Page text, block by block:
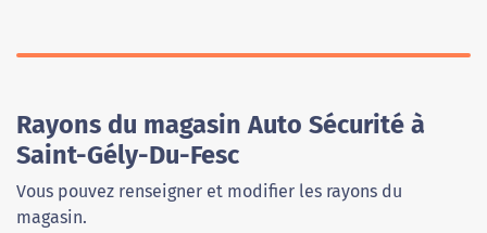
Rayons du magasin Auto Sécurité à
Saint-Gély-Du-Fesc
Vous pouvez renseigner et modifier les rayons du
magasin.